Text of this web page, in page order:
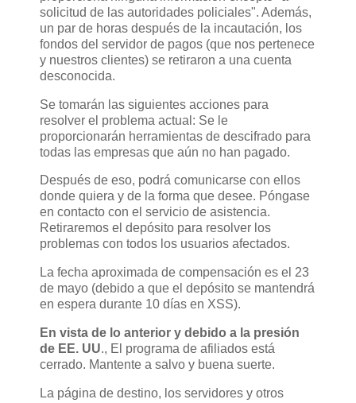
solicitud de las autoridades policiales". Además,
un par de horas después de la incautación, los
fondos del servidor de pagos (que nos pertenece
y nuestros clientes) se retiraron a una cuenta
desconocida.
Se tomarán las siguientes acciones para
resolver el problema actual: Se le
proporcionarán herramientas de descifrado para
todas las empresas que aún no han pagado.
Después de eso, podrá comunicarse con ellos
donde quiera y de la forma que desee. Póngase
en contacto con el servicio de asistencia.
Retiraremos el depósito para resolver los
problemas con todos los usuarios afectados.
La fecha aproximada de compensación es el 23
de mayo (debido a que el depósito se mantendrá
en espera durante 10 días en XSS).
En vista de lo anterior y debido a la presión
de EE. UU., El programa de afiliados está
cerrado. Mantente a salvo y buena suerte.
La página de destino, los servidores y otros